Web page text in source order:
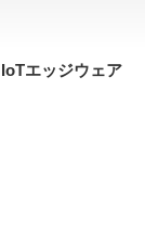
エッジウェア